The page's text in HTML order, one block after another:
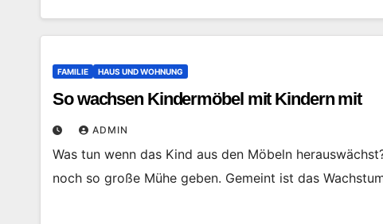
FAMILIE HAUS UND WOHNUNG
So wachsen Kindermöbel mit Kindern mit
ADMIN
Was tun wenn das Kind aus den Möbeln
noch so große Mühe geben. Gemeint ist das